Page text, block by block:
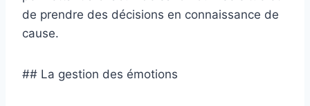
de prendre des décisions en connaissance de
cause.
## La gestion des émotions